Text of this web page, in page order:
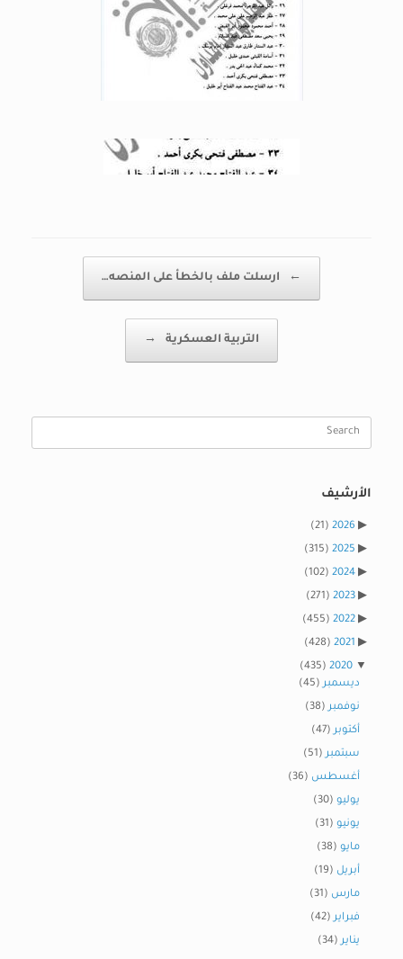
← ارسلت ملف بالخطأ على المنصه…
التربية العسكرية →
Search
الأرشيف
2026
(21)
2025
(315)
2024
(102)
2023
(271)
2022
(455)
2021
(428)
2020
(435)
ديسمبر(45)
نوفمبر(38)
أكتوبر(47)
سبتمبر(51)
أغسطس (36)
يوليو (30)
يونيو (31)
مايو (38)
أبريل (19)
مارس (31)
فبراير(42)
يناير(34)